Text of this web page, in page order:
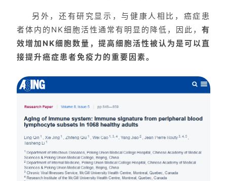
另外，还有研究显示，与健康人相比，癌症患
者体内的NK细胞活性通常有明显的降低，因此， 有
效增加NK细胞数量，提高细胞活性被认为是可以直
接提升癌症患者免疫力的重要因素。